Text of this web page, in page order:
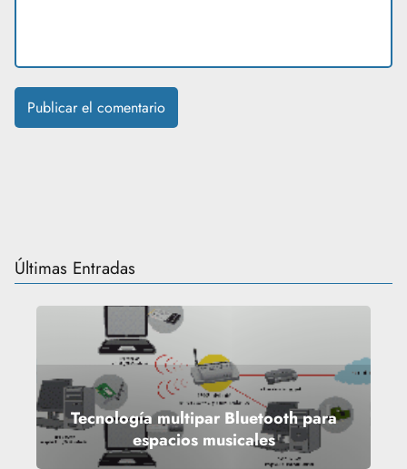
Últimas Entradas
Tecnología multipar Bluetooth para
espacios musicales